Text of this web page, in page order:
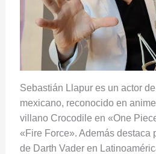
Sebastián Llapur es un actor
mexicano, reconocido en
villano Crocodile en «One
«Fire Force». Además destaca
de Darth Vader en